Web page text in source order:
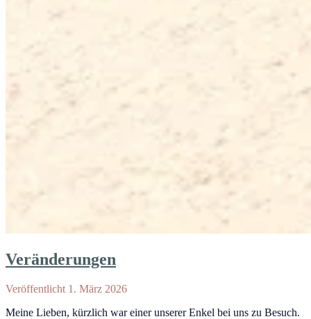
Veränderungen
Veröffentlicht 1. März 2026
Meine Lieben, kürzlich war einer unserer Enkel bei uns zu Besuch.